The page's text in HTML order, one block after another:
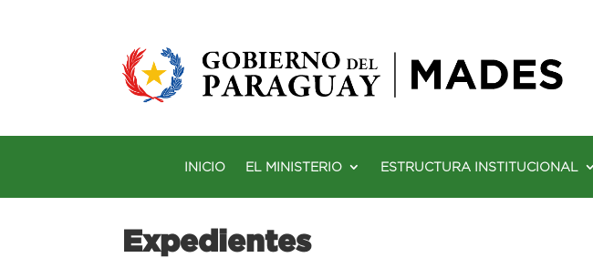
INICIO EL MINISTERIO ESTRUCTURA INSTITUCIONAL
Expedientes